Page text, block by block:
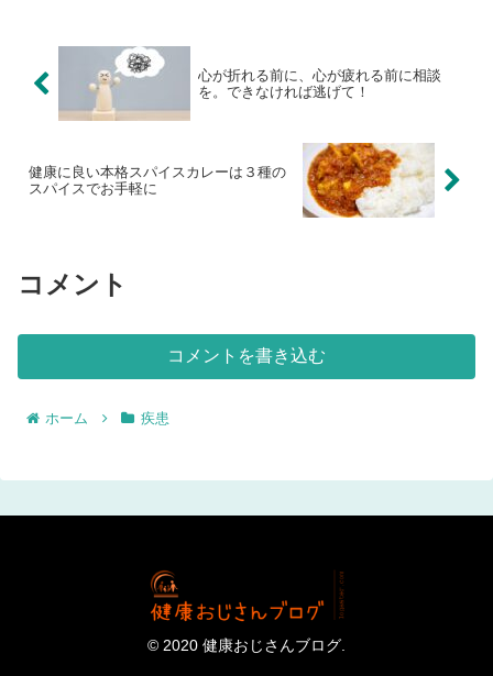
心が折れる前に、心が疲れる前に相談
を。できなければ逃げて！
健康に良い本格スパイスカレーは３種の
スパイスでお手軽に
コメント
コメントを書き込む
ホーム 疾患
© 2020 健康おじさんブログ.